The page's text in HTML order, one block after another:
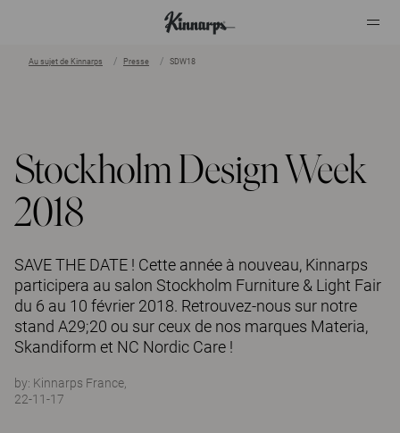
Au sujet de Kinnarps Presse SDW18
Stockholm Design Week
2018
SAVE THE DATE ! Cette année à nouveau, Kinnarps
participera au salon Stockholm Furniture & Light Fair
du 6 au 10 février 2018. Retrouvez-nous sur notre
stand A29;20 ou sur ceux de nos marques Materia,
Skandiform et NC Nordic Care !
by: Kinnarps France,
22-11-17